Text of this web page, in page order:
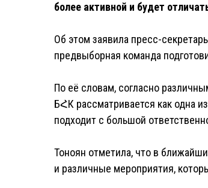
более активной и будет
Об этом заявила пресс-
предвыборная команда
По её словам, согласно
БՀК рассматривается как одна
подходит с большой
Тоноян отметила, что в
и различные мероприятия,